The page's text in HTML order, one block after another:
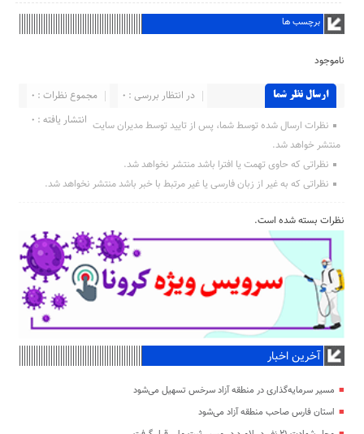
برچسب ها
ناموجود
ارسال نظر شما مجموع نظرات : 0
در انتظار بررسی : 0
انتشار یافته : ۰ نظرات ارسال شده توسط شما، پس از تایید توسط مدیران سایت
منتشر خواهد شد.
نظراتی که حاوی تهمت یا افترا باشد منتشر نخواهد شد.
نظراتی که به غیر از زبان فارسی یا غیر مرتبط با خبر باشد منتشر نخواهد شد.
نظرات بسته شده است.
آخرین اخبار
مسیر سرمایه‌گذاری در منطقه آزاد سرخس تسهیل می‌شود
استان فارس صاحب منطقه آزاد می‌شود